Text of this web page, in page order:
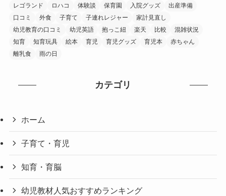
レゴランド
ロハコ 体験談 保育園 入院グッズ
出産準備
口コミ
外食 子育て 子連れレジャー
家計見直し
幼児教育の口コミ
幼児英語 抱っこ紐 楽天 比較
混雑状況
知育
知育玩具 絵本 育児 育児グッズ 育児本
赤ちゃん
離乳食
雨の日
カテゴリ
ホーム
子育て・育児
知育・育脳
幼児教材人気おすすめランキング